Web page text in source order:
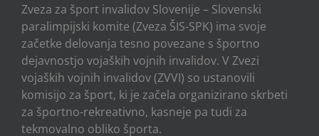
Zveza za šport invalidov Slovenije – Slovenski
paralimpijski komite (Zveza ŠIS-SPK) ima svoje
začetke delovanja tesno povezane s športno
dejavnostjo vojaških vojnih invalidov. V Zvezi
vojaških vojnih invalidov (ZVVI) so ustanovili
komisijo za šport, ki je začela organizirano skrbeti
za športno-rekreativno, kasneje pa tudi za
tekmovalno obliko športa.